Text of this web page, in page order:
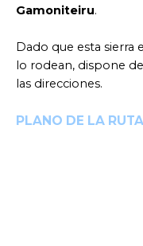
Gamoniteiru.
Dado que esta sierra
lo rodean, dispone
las direcciones.
PLANO DE LA RUTA